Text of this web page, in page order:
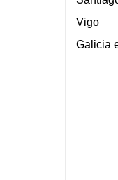
Vigo
Galicia